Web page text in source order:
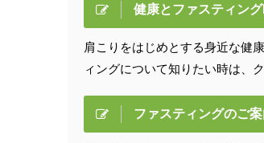
健康とファスティン
肩こりをはじめとする身近な健
ィングについて知りたい時は、
ファスティングのご